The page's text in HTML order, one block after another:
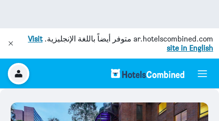
ar.hotelscombined.com متوفر أيضاً باللغة الإنجليزية.Visit
site in English